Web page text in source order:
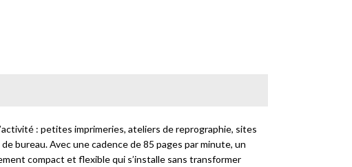
: petites imprimeries, ateliers de reprographie, sites
bureau. Avec une cadence de 85 pages par minute, un
compact et flexible qui s’installe sans transformer